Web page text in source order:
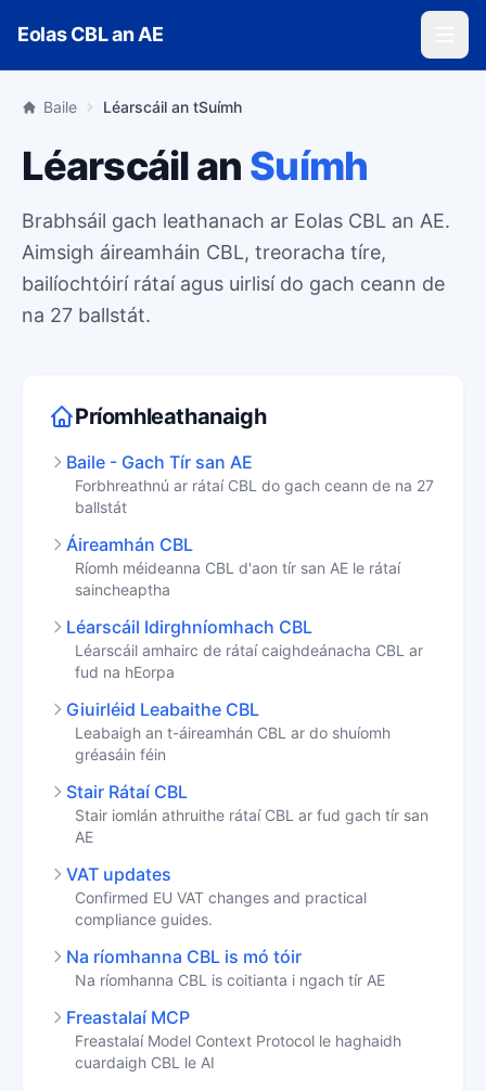
Eolas CBL an AE
Baile Léarscáil an tSuímh
Léarscáil an Suímh
Brabhsáil gach leathanach ar Eolas CBL an AE.
Aimsigh áireamháin CBL, treoracha tíre,
bailíochtóirí rátaí agus uirlisí do gach ceann de
na 27 ballstát.
Príomhleathanaigh
Baile - Gach Tír san AE
Forbhreathnú ar rátaí CBL do gach ceann de na 27
ballstát
Áireamhán CBL
Ríomh méideanna CBL d'aon tír san AE le rátaí
saincheaptha
Léarscáil Idirghníomhach CBL
Léarscáil amhairc de rátaí caighdeánacha CBL ar
fud na hEorpa
Giuirléid Leabaithe CBL
Leabaigh an t-áireamhán CBL ar do shuíomh
gréasáin féin
Stair Rátaí CBL
Stair iomlán athruithe rátaí CBL ar fud gach tír san
AE
VAT updates
Confirmed EU VAT changes and practical
compliance guides.
Na ríomhanna CBL is mó tóir
Na ríomhanna CBL is coitianta i ngach tír AE
Freastalaí MCP
Freastalaí Model Context Protocol le haghaidh
cuardaigh CBL le AI